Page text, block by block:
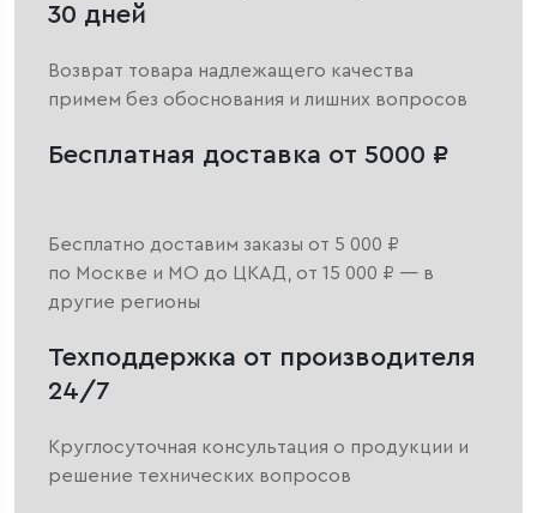
30 дней
Возврат товара надлежащего качества
примем без обоснования и лишних вопросов
Бесплатная доставка от 5000 ₽
Бесплатно доставим заказы от 5 000 ₽
по Москве и МО до ЦКАД, от 15 000 ₽ — в
другие регионы
Техподдержка от производителя
24/7
Круглосуточная консультация о продукции и
решение технических вопросов